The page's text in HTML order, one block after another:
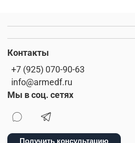
Контакты
+7 (925) 070-90-63
info@armedf.ru
Мы в соц. сетях
Получить консультацию